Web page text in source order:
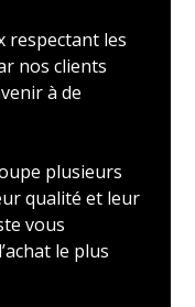
respectant les
nos clients
à de
plusieurs
qualité et leur
vous
le plus